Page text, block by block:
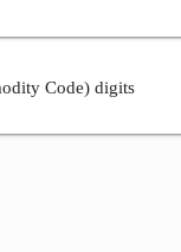
Code) digits